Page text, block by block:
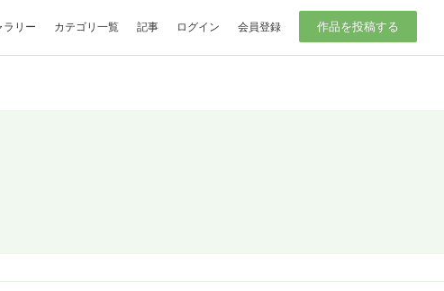
ラリー カテゴリ一覧 記事 ログイン 会員登録 作品を投稿する